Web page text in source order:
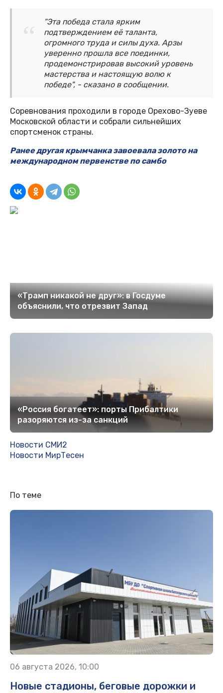
"Эта победа стала ярким
подтверждением её таланта,
огромного труда и силы духа. Арзы
уверенно прошла все поединки,
продемонстрировав высокий уровень
мастерства и настоящую волю к
победе", - сказано в сообщении.
Соревнования проходили в городе Орехово-Зуеве
Московской области и собрали сильнейших
спортсменок страны.
Ранее другая крымчанка завоевала золото на
международном первенстве по самбо
«Трамп никакой не друг»: в Госдуме
объяснили, что отрезвит Запад
«Россия богатеет»: порты Прибалтики
разоряются из-за санкций
Новости СМИ2
Новости МирТесен
По теме
06 августа 2026, 10:00
Новые стадионы, беговые дорожки и